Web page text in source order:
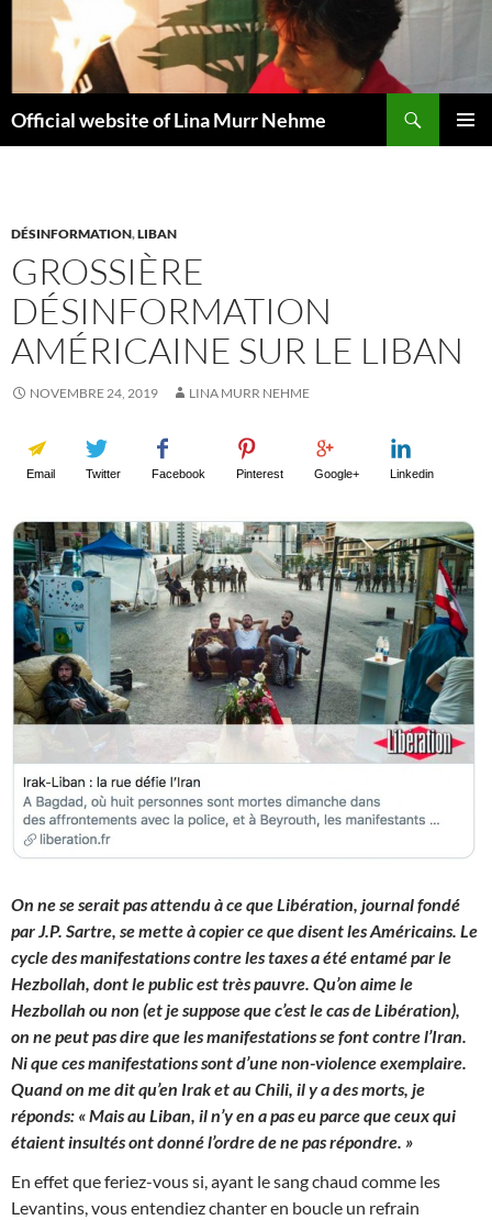
contenu
Official website of Lina Murr Nehme
DÉSINFORMATION,LIBAN
GROSSIÈRE
DÉSINFORMATION
AMÉRICAINE SUR LE LIBAN
NOVEMBRE 24, 2019 LINA MURR NEHME
Email Twitter Facebook Pinterest Google+ Linkedin
On ne se serait pas attendu à ce que Libération, journal fondé
par J.P. Sartre, se mette à copier ce que disent les Américains. Le
cycle des manifestations contre les taxes a été entamé par le
Hezbollah, dont le public est très pauvre. Qu’on aime le
Hezbollah ou non (et je suppose que c’est le cas de Libération),
on ne peut pas dire que les manifestations se font contre l’Iran.
Ni que ces manifestations sont d’une non-violence exemplaire.
Quand on me dit qu’en Irak et au Chili, il y a des morts, je
réponds: « Mais au Liban, il n’y en a pas eu parce que ceux qui
étaient insultés ont donné l’ordre de ne pas répondre. »
En effet que feriez-vous si, ayant le sang chaud comme les
Levantins, vous entendiez chanter en boucle un refrain